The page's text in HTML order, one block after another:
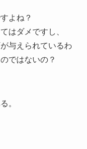
よね？
はダメですし、
与えられているわ
ではないの？
。